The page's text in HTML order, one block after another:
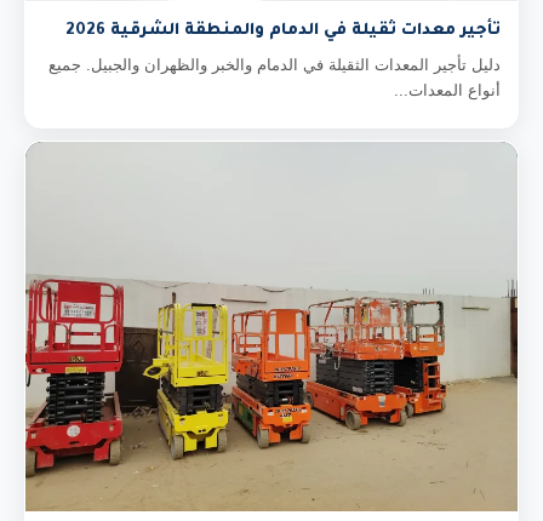
تأجير معدات ثقيلة في الدمام والمنطقة الشرقية 2026
دليل تأجير المعدات الثقيلة في الدمام والخبر والظهران والجبيل. جميع
أنواع المعدات...